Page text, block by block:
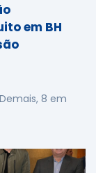
em BH
8 em